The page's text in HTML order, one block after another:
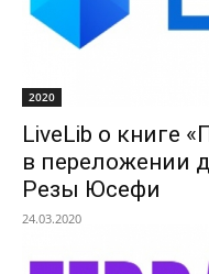
2020
LiveLib о книге
в переложении
Резы Юсефи
24.03.2020